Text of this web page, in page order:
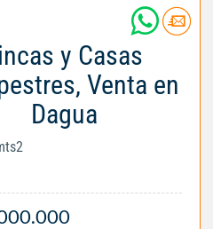
y Casas
Venta en
Dagua